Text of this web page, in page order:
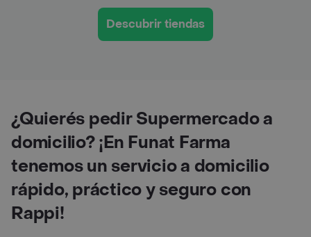
Descubrir tiendas
¿Quierés pedir Supermercado a
domicilio? ¡En Funat Farma
tenemos un servicio a domicilio
rápido, práctico y seguro con
Rappi!